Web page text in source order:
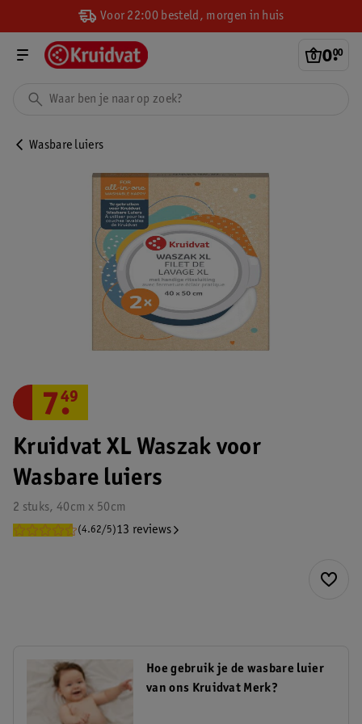
Voor 22:00 besteld, morgen in huis
0.
00
Wasbare luiers
Kruidvat XL Waszak voor
Wasbare luiers
2 stuks, 40cm x 50cm
(4.62/5)13 reviews
7.
49
Hoe gebruik je de wasbare luier
van ons Kruidvat Merk?